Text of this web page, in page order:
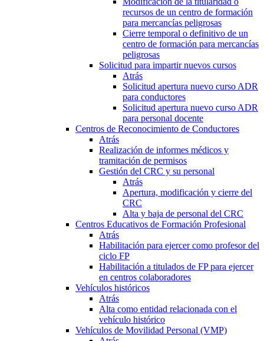
recursos de un centro de formación
para mercancías peligrosas
Cierre temporal o definitivo de un
centro de formación para mercancías
peligrosas
Solicitud para impartir nuevos cursos
Atrás
Solicitud apertura nuevo curso ADR
para conductores
Solicitud apertura nuevo curso ADR
para personal docente
Centros de Reconocimiento de Conductores
Atrás
Realización de informes médicos y
tramitación de permisos
Gestión del CRC y su personal
Atrás
Apertura, modificación y cierre del
CRC
Alta y baja de personal del CRC
Centros Educativos de Formación Profesional
Atrás
Habilitación para ejercer como profesor del
ciclo FP
Habilitación a titulados de FP para ejercer
en centros colaboradores
Vehículos históricos
Atrás
Alta como entidad relacionada con el
vehículo histórico
Vehículos de Movilidad Personal (VMP)